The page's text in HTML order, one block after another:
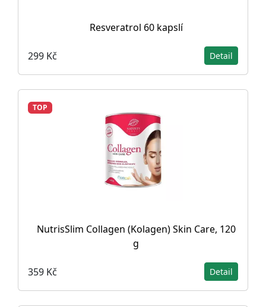
Resveratrol 60 kapslí
299 Kč Detail
TOP
NutrisSlim Collagen (Kolagen) Skin Care, 120
g
359 Kč Detail